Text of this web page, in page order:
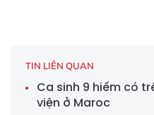
TIN LIÊN QUAN
Ca sinh 9 hiếm có
viện ở Maroc